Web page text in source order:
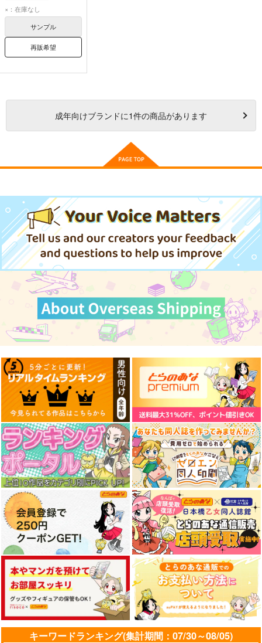
ウィスパーレイン
×：在庫なし
サンプル
再販希望
成年向けブランドに1件の商品があります
キーワードランキング(集計期間：07/30～08/05)